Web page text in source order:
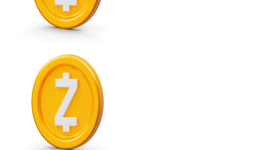
Ver todo
Efectivo
Comprar con efectivo
Transferencia SEPA
Añade fondos a tu cuenta Bitnovo o realiza compras
Comprar con Transferencia